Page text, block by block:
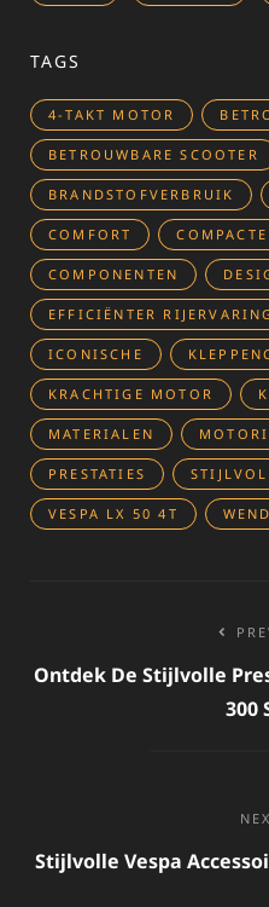
TAGS
4-TAKT MOTOR
BETROUWBARE SCOOTER
BRANDSTOFVERBRUIK
COMFORT
COMPONENTEN
EFFICIËNTER
ICONISCHE
KRACHTIGE MOTOR
MATERIALEN
PRESTATIES
VESPA LX 50 4T
navigatie
Ontdek De Stijlvolle
300
Stijlvolle Vespa